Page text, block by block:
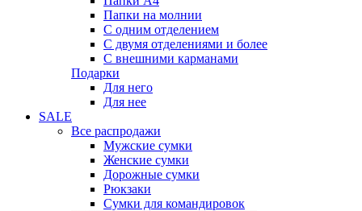
Папки на молнии
С одним отделением
С двумя отделениями и более
С внешними карманами
Подарки
Для него
Для нее
SALE
Все распродажи
Мужские сумки
Женские сумки
Дорожные сумки
Рюкзаки
Сумки для командировок